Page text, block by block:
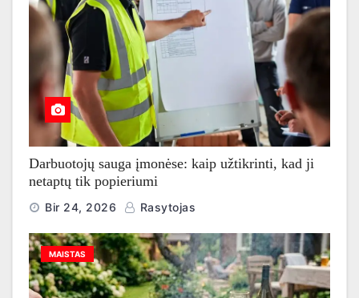
Darbuotojų sauga įmonėse: kaip užtikrinti, kad ji
netaptų tik popieriumi
Bir 24, 2026 Rasytojas
MAISTAS